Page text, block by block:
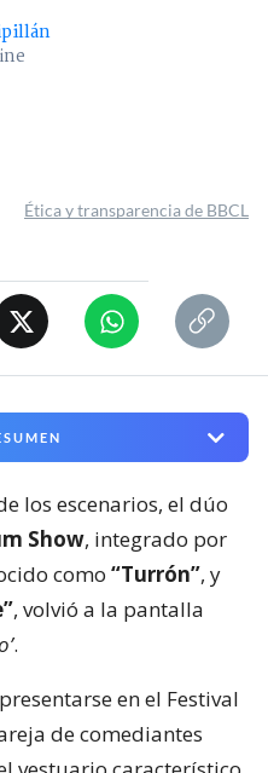
Ética y transparencia de BBCL
los escenarios, el dúo
Show, integrado por
como “Turrón”, y
, volvió a la pantalla
.
en el Festival
de comediantes